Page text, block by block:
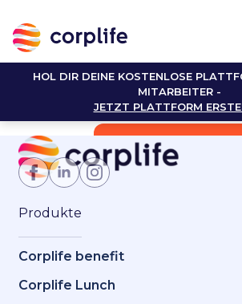
HOL DIR DEINE KOSTENLOSE
MITARBEITER -
JETZT PLATTFORM
Jetzt Mitglied werden
Produkte
Corplife benefit
Corplife Lunch